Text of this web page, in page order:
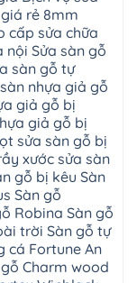
rẻ 8mm
cấp sửa chữa
nội Sửa sàn gỗ
sàn gỗ tự
nhựa giả gỗ
giả gỗ bị
giả gỗ bị
sửa sàn gỗ bị
xước sửa sàn
gỗ bị kêu Sàn
Sàn gỗ
Robina Sàn gỗ
trời Sàn gỗ tự
cá Fortune An
Charm wood